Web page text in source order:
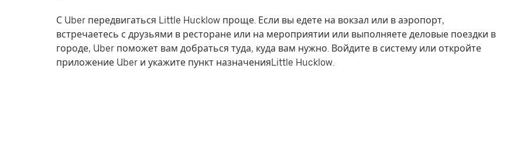
С Uber передвигаться Little Hucklow проще. Если вы едете на вокзал или в аэропорт,
встречаетесь с друзьями в ресторане или на мероприятии или выполняете деловые поездки в
городе, Uber поможет вам добраться туда, куда вам нужно. Войдите в систему или откройте
приложение Uber и укажите пункт назначенияLittle Hucklow.